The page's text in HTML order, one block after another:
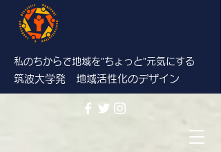
私のちからで地域を”ちょっと”元気にする
筑波大学発 地域活性化のデザイン